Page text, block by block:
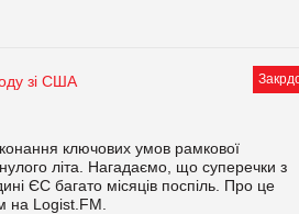
зі США
ключових умов рамкової
літа. Нагадаємо, що суперечки з
ЄС багато місяців поспіль. Про це
на Logist.FM.